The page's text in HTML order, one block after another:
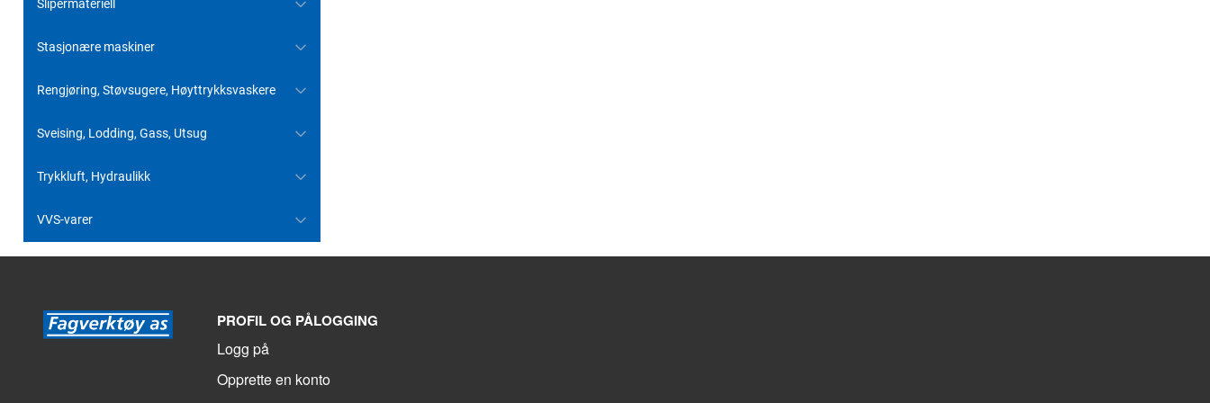
Slipermateriell
Stasjonære maskiner
Rengjøring, Støvsugere, Høyttrykksvaskere
Sveising, Lodding, Gass, Utsug
Trykkluft, Hydraulikk
VVS-varer
PROFIL OG PÅLOGGING
Logg på
Opprette en konto